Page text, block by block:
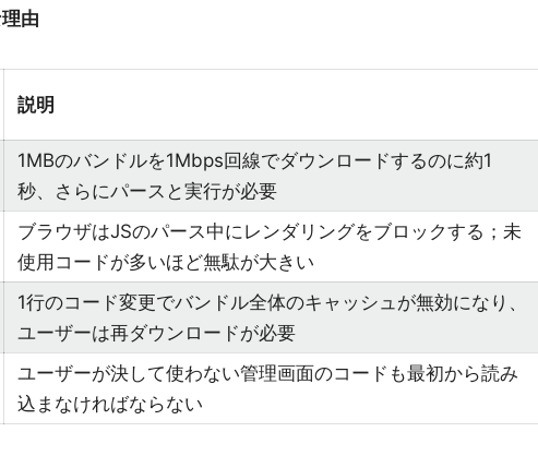
由
説明
1MBのバンドルを1Mbps回線でダウンロードするのに約1
秒、さらにパースと実行が必要
ブラウザはJSのパース中にレンダリングをブロックする；未
使用コードが多いほど無駄が大きい
1行のコード変更でバンドル全体のキャッシュが無効になり、
ユーザーは再ダウンロードが必要
ユーザーが決して使わない管理画面のコードも最初から読み
込まなければならない